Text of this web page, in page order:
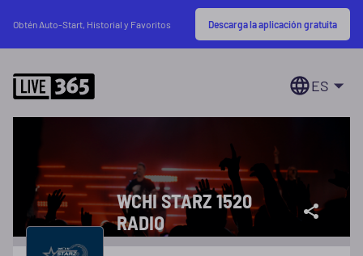
Obtén Auto-Start, Historial y Favoritos Descarga la aplicación gratuita
ES
WCHI STARZ 1520
RADIO